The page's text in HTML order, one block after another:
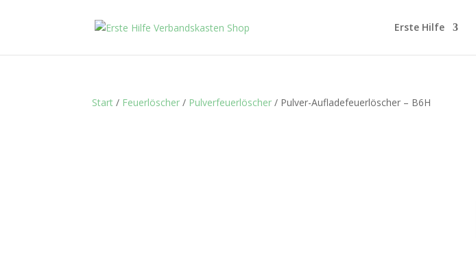
Erste Hilfe
Start / Feuerlöscher / Pulverfeuerlöscher / Pulver-Aufladefeuerlöscher – B6H